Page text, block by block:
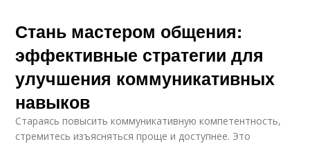
Стань мастером общения:
эффективные стратегии для
улучшения коммуникативных
навыков
Стараясь повысить коммуникативную компетентность,
стремитесь изъясняться проще и доступнее. Это